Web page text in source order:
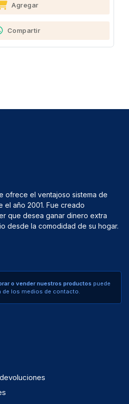
Agregar
Compartir
ofrece el ventajoso sistema de
año 2001. Fue creado
que desea ganar dinero extra
desde la comodidad de su hogar.
o vender nuestros productos puede
los medios de contacto.